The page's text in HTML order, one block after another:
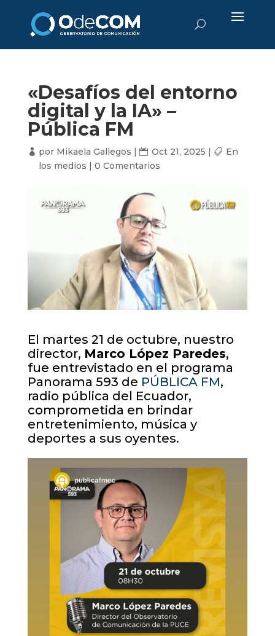
«Desafíos del entorno
digital y la IA» –
Pública FM
por Mikaela Gallegos | Oct 21, 2025 |
En
los medios | 0 Comentarios
El martes 21 de octubre, nuestro
director, Marco López Paredes,
fue entrevistado en el programa
Panorama 593 de PÚBLICA FM,
radio pública del Ecuador,
comprometida en brindar
entretenimiento, música y
deportes a sus oyentes.